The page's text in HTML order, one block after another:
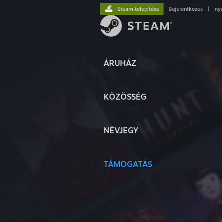
ÁRUHÁZ
KÖZÖSSÉG
NÉVJEGY
TÁMOGATÁS
Steam telepítése Bejelentkezés